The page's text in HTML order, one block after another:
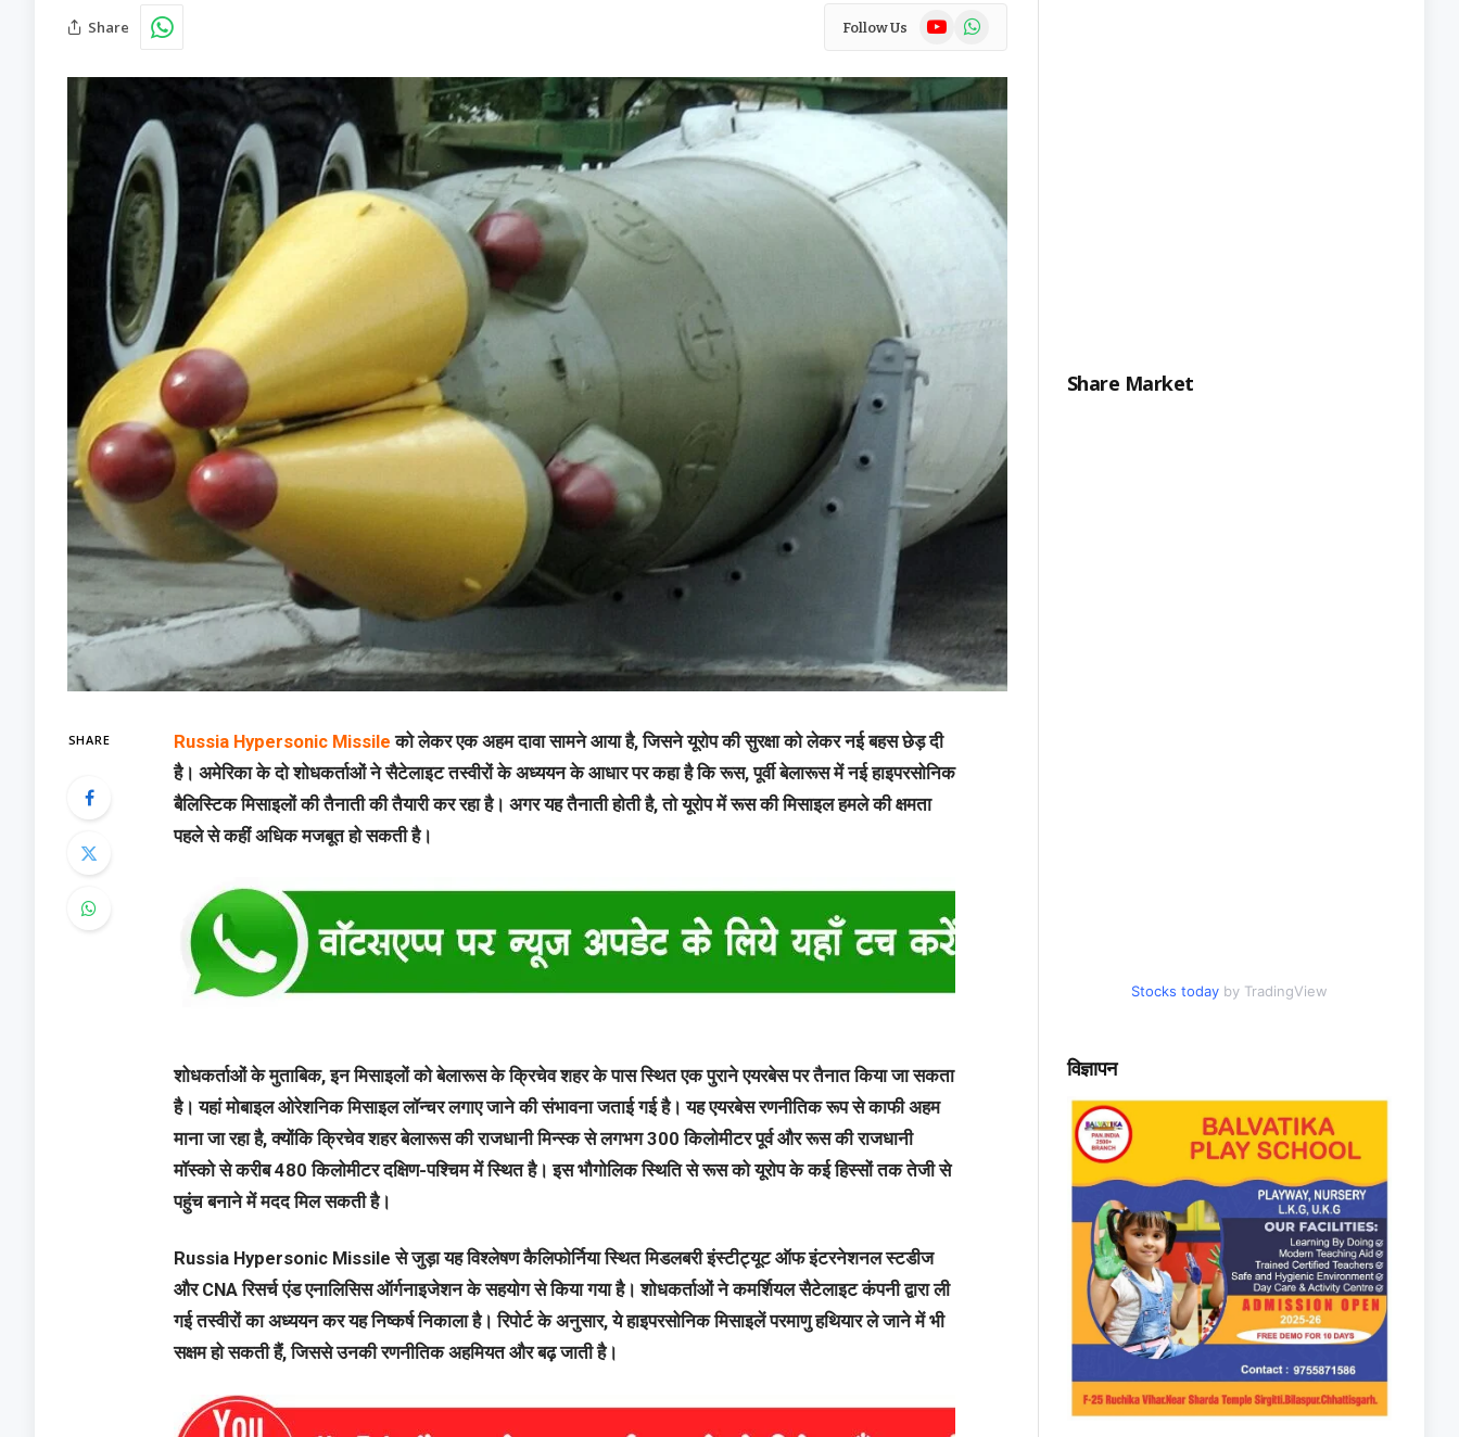
Share Follow Us YouTubeWhatsApp
SHARE Russia Hypersonic Missile को लेकर एक अहम दावा सामने आया है, जिसने यूरोप की सुरक्षा को लेकर नई बहस छेड़ दी
है। अमेरिका के दो शोधकर्ताओं ने सैटेलाइट तस्वीरों के अध्ययन के आधार पर कहा है कि रूस, पूर्वी बेलारूस में नई हाइपरसोनिक
बैलिस्टिक मिसाइलों की तैनाती की तैयारी कर रहा है। अगर यह तैनाती होती है, तो यूरोप में रूस की मिसाइल हमले की क्षमता
पहले से कहीं अधिक मजबूत हो सकती है।
शोधकर्ताओं के मुताबिक, इन मिसाइलों को बेलारूस के क्रिचेव शहर के पास स्थित एक पुराने एयरबेस पर तैनात किया जा सकता
है। यहां मोबाइल ओरेशनिक मिसाइल लॉन्चर लगाए जाने की संभावना जताई गई है। यह एयरबेस रणनीतिक रूप से काफी अहम
माना जा रहा है, क्योंकि क्रिचेव शहर बेलारूस की राजधानी मिन्स्क से लगभग 300 किलोमीटर पूर्व और रूस की राजधानी
मॉस्को से करीब 480 किलोमीटर दक्षिण-पश्चिम में स्थित है। इस भौगोलिक स्थिति से रूस को यूरोप के कई हिस्सों तक तेजी से
पहुंच बनाने में मदद मिल सकती है।
Russia Hypersonic Missile से जुड़ा यह विश्लेषण कैलिफोर्निया स्थित मिडलबरी इंस्टीट्यूट ऑफ इंटरनेशनल स्टडीज
और CNA रिसर्च एंड एनालिसिस ऑर्गनाइजेशन के सहयोग से किया गया है। शोधकर्ताओं ने कमर्शियल सैटेलाइट कंपनी द्वारा ली
गई तस्वीरों का अध्ययन कर यह निष्कर्ष निकाला है। रिपोर्ट के अनुसार, ये हाइपरसोनिक मिसाइलें परमाणु हथियार ले जाने में भी
सक्षम हो सकती हैं, जिससे उनकी रणनीतिक अहमियत और बढ़ जाती है।
Share Market
Stocks today by TradingView
विज्ञापन